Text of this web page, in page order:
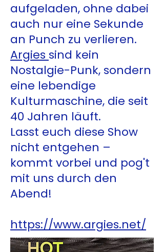
aufgeladen, ohne dabei
auch nur eine Sekunde
an Punch zu verlieren.
Argies sind kein
Nostalgie-Punk, sondern
eine lebendige
Kulturmaschine, die seit
40 Jahren läuft.
Lasst euch diese Show
nicht entgehen –
kommt vorbei und pog't
mit uns durch den
Abend!
https://www.argies.net/